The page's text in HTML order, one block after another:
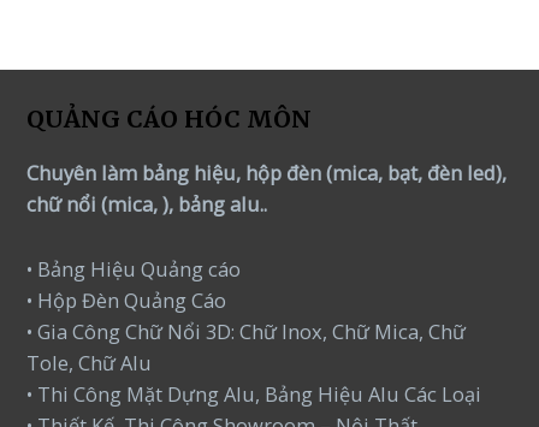
QUẢNG CÁO HÓC MÔN
Chuyên làm bảng hiệu, hộp đèn (mica, bạt, đèn led),
chữ nổi (mica, ), bảng alu..
• Bảng Hiệu Quảng cáo
• Hộp Đèn Quảng Cáo
• Gia Công Chữ Nổi 3D: Chữ Inox, Chữ Mica, Chữ
Tole, Chữ Alu
• Thi Công Mặt Dựng Alu, Bảng Hiệu Alu Các Loại